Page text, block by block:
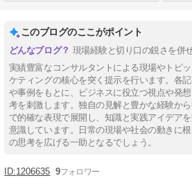
このブログのここがポイント
現場経験と切り口の鋭さを併
実績豊富なコンサルタントによる現場やトピ
ケティングの核心を突く提示を行います。各
や事例をもとに、ビジネスに役立つ視点や発
考を刺激します。独自の見解と豊かな経験か
で的確な表現で展開し、知識と実践アイデア
意識しています。日常の現場や社会の動きに
の思考を広げる一助となるでしょう。
1206635 9